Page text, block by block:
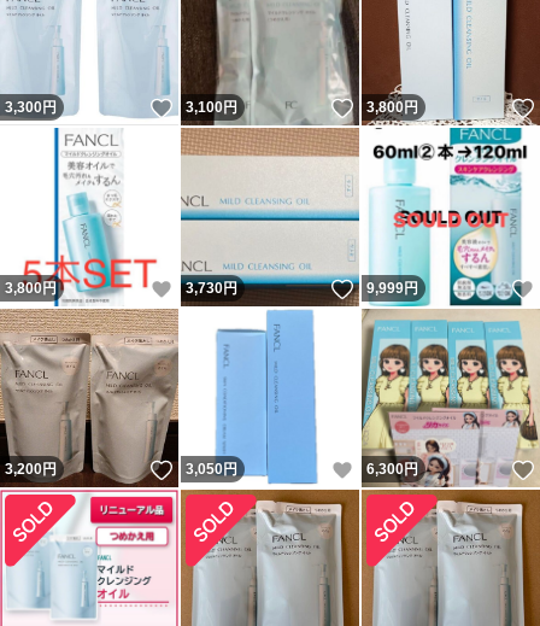
3,300円 いいね！
3,100円 いいね！
3,800円
3,800円 いいね！
3,730円 いいね！
9,999円
3,200円 いいね！
3,050円 いいね！
6,300円